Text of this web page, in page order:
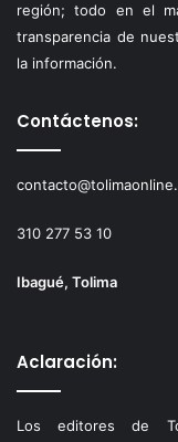
región; todo en el
transparencia de
la información.
Contáctenos:
310 277 53 10
Ibagué, Tolima
Aclaración:
Los editores de